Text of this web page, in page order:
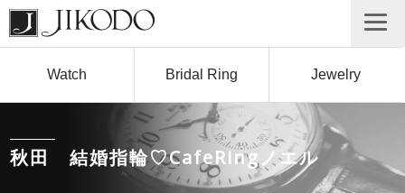
Watch Bridal Ring Jewelry
秋田 結婚指輪♡CafeRingノエル